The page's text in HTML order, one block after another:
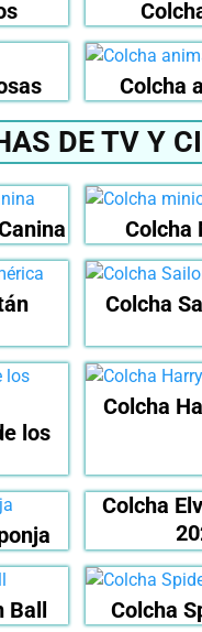
Colcha
DE TV Y
Colcha
Colcha
los
Colcha
Colcha
Ball Colcha